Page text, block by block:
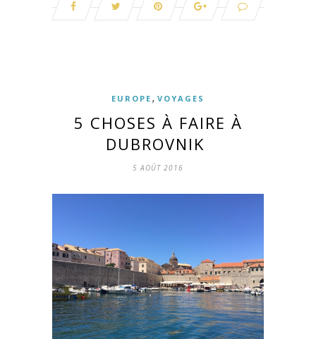
EUROPE , VOYAGES
5 CHOSES À FAIRE À
DUBROVNIK
5 AOÛT 2016